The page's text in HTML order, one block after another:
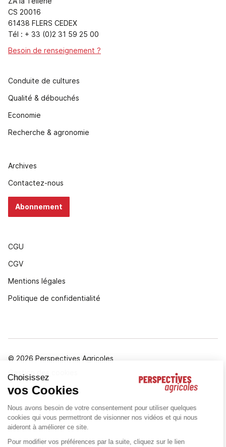
CS 20016
61438 FLERS CEDEX
Tél : + 33 (0)2 31 59 25 00
Besoin de renseignement ?
Conduite de cultures
Qualité & débouchés
Economie
Recherche & agronomie
Archives
Contactez-nous
Abonnement
CGU
CGV
Mentions légales
Politique de confidentialité
© 2026 Perspectives Agricoles
Gestion des cookies